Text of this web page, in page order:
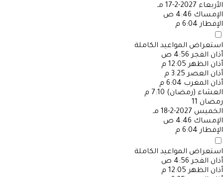
الأربعاء 2027-2-17 مـ
الإمساك 4:46 ص
الإفطار 6:04 م
استعراض المواعيد الكاملة
أذان الفجر 4:56 ص
أذان الظهر 12:05 م
أذان العصر 3:25 م
أذان المغرب 6:04 م
العشاء (رمضان) 7:10 م
رمضان 11
الخميس 2027-2-18 مـ
الإمساك 4:46 ص
الإفطار 6:04 م
استعراض المواعيد الكاملة
أذان الفجر 4:56 ص
أذان الظهر 12:05 م